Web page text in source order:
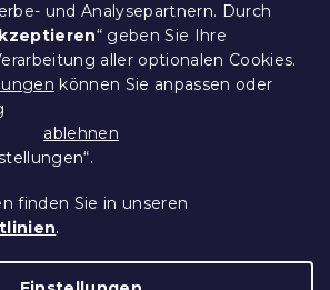
und Analysepartnern. Durch
“ geben Sie Ihre
aller optionalen Cookies.
können Sie anpassen oder
ablehnen
finden Sie in unseren
.
- bis zu 10% Rabatt